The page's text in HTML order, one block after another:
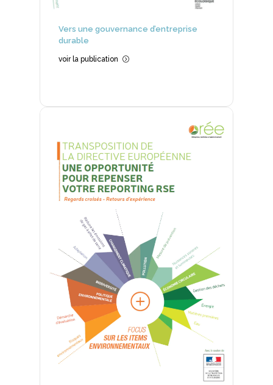
Vers une gouvernance d’entreprise
durable
voir la publication =